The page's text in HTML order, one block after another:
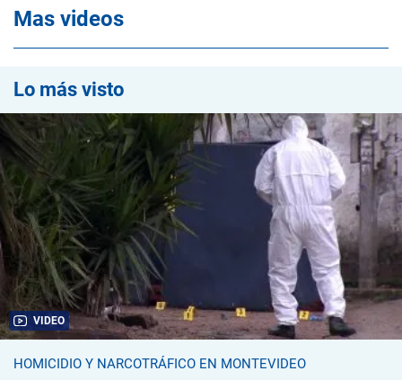
Mas videos
Lo más visto
VIDEO
HOMICIDIO Y NARCOTRÁFICO EN MONTEVIDEO